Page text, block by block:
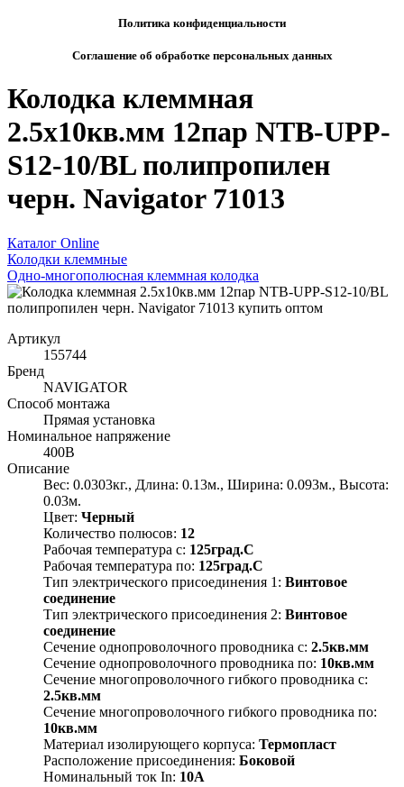
Политика конфиденциальности
Соглашение об обработке персональных данных
Колодка клеммная
2.5х10кв.мм 12пар NTB-UPP-
S12-10/BL полипропилен
черн. Navigator 71013
Каталог Online
Колодки клеммные
Одно-многополюсная клеммная колодка
Артикул
155744
Бренд
NAVIGATOR
Способ монтажа
Прямая установка
Номинальное напряжение
400В
Описание
Вес: 0.0303кг., Длина: 0.13м., Ширина: 0.093м., Высота:
0.03м.
Цвет: Черный
Количество полюсов: 12
Рабочая температура с: 125град.C
Рабочая температура по: 125град.C
Тип электрического присоединения 1: Винтовое
соединение
Тип электрического присоединения 2: Винтовое
соединение
Сечение однопроволочного проводника с: 2.5кв.мм
Сечение однопроволочного проводника по: 10кв.мм
Сечение многопроволочного гибкого проводника с:
2.5кв.мм
Сечение многопроволочного гибкого проводника по:
10кв.мм
Материал изолирующего корпуса: Термопласт
Расположение присоединения: Боковой
Номинальный ток In: 10А